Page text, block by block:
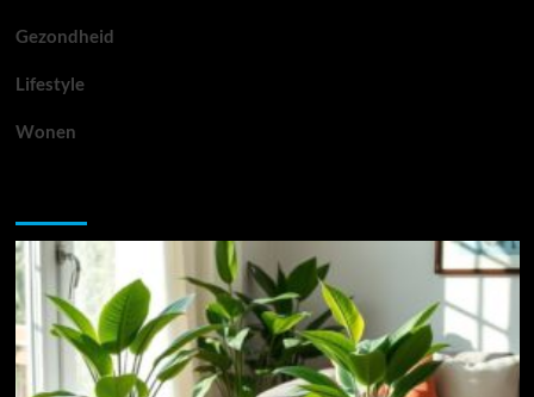
Gezondheid
Lifestyle
Wonen